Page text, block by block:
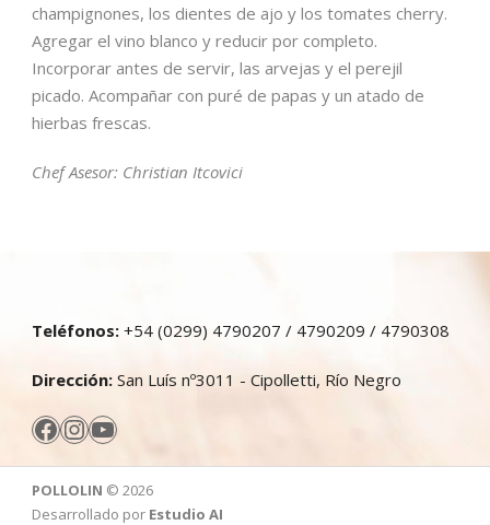
champignones, los dientes de ajo y los tomates cherry.
Agregar el vino blanco y reducir por completo.
Incorporar antes de servir, las arvejas y el perejil
picado. Acompañar con puré de papas y un atado de
hierbas frescas.
Chef Asesor: Christian Itcovici
Teléfonos: +54 (0299) 4790207 / 4790209 / 4790308
Dirección: San Luís nº3011 - Cipolletti, Río Negro
Facebook
Instagram
YouTube
POLLOLIN © 2026
Desarrollado por Estudio AI